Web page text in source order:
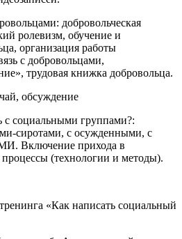
добровольческая
ролевизм, обучение и
организация работы
с добровольцами,
трудовая книжка добровольца.
обсуждение
с социальными группами?:
сиротами, с осужденными, с
Включение прихода в
(технологии и методы).
«Как написать социальный